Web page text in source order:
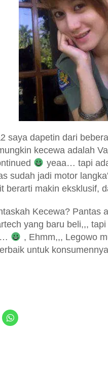
saya dapetin dari
kecewa adalah
yeaa… tapi
sudah jadi motor
berarti makin eksklusif,
Kecewa? Pantas
yang baru beli,,,
, Ehmm,,, Legowo
untuk
C
l